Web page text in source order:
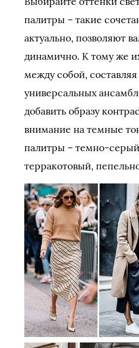
палитры – такие
актуально, позволяют
динамично. К тому же
между собой,
универсальных
добавить образу
внимание на темные
палитры – темно-
терракотовый,